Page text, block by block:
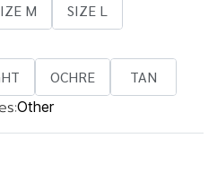
M SIZE L
OCHRE TAN
Other